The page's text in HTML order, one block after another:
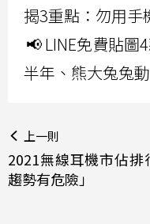
揭3重點：勿用手
📢 LINE免費貼圖
半年、熊大兔兔
上一則
2021無線耳機市佔
趨勢有危險」